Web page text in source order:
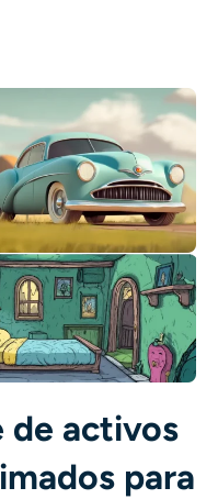
de activos
para